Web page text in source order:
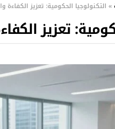
» التكنولوجيا الحكومية: تعزيز الكفاءة
تعزيز